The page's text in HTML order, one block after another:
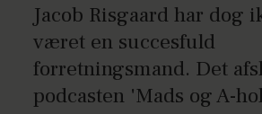
Jacob Risgaard har dog
været en succesfuld
forretningsmand. Det
podcasten 'Mads og A-